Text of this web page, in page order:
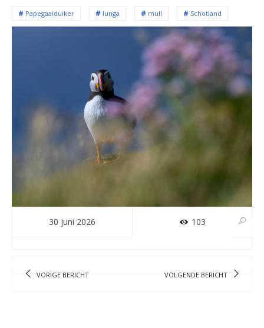
Papegaaiduiker lunga mull Schotland
30 juni 2026 103
VORIGE BERICHT VOLGENDE BERICHT